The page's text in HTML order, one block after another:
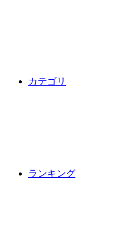
カテゴリ
ランキング